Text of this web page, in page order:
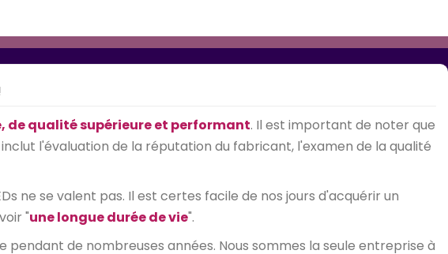
de qualité supérieure et performant. Il est important de noter que
l'évaluation de la réputation du fabricant, l'examen de la qualité
ne se valent pas. Il est certes facile de nos jours d'acquérir un
"une longue durée de vie".
de nombreuses années. Nous sommes la seule entreprise à